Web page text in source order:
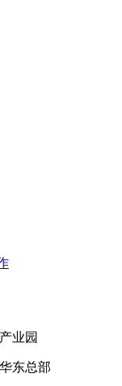
业园
东总部